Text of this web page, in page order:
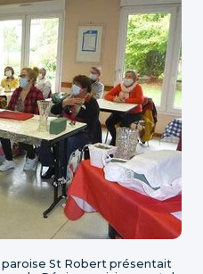
paroise St Robert présentait